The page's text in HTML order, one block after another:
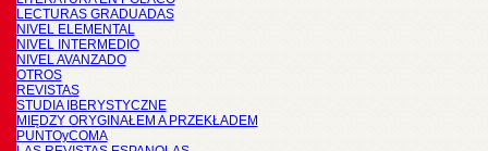
LECTURAS GRADUADAS
NIVEL ELEMENTAL
NIVEL INTERMEDIO
NIVEL AVANZADO
OTROS
REVISTAS
STUDIA IBERYSTYCZNE
MIĘDZY ORYGINAŁEM A PRZEKŁADEM
PUNTOyCOMA